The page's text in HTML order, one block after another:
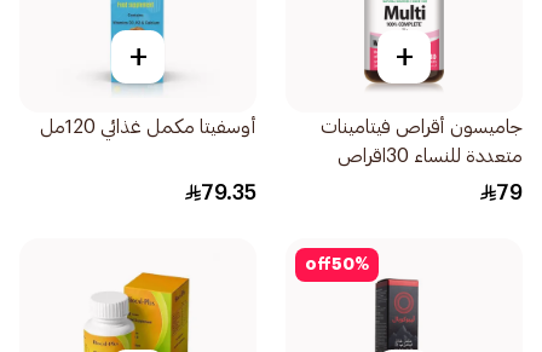
+
جاميسون أقراص فيتامينات
متعددة للنساء 30اقراص
79
+
أوسفيتا مكمل غذائي 120مل
79.35
50%
off